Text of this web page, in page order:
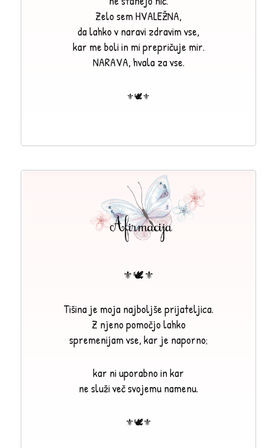
Zelo sem HVALEŽNA,
da lahko v naravi zdravim vse,
kar me boli in mi prepričuje mir.
NARAVA, hvala za vse.
⚜🕊⚜
⚜🕊⚜
Tišina je moja najboljše prijateljica.
Z njeno pomočjo lahko
spremenijam vse, kar je naporno;
kar ni uporabno in kar
ne služi več svojemu namenu.
⚜🕊⚜